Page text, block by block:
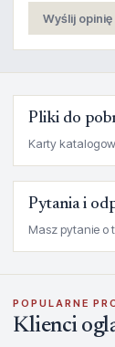
Wyślij
Pliki do
Karty
Pytania i
Masz pytanie o
POPULARNE
Klienci